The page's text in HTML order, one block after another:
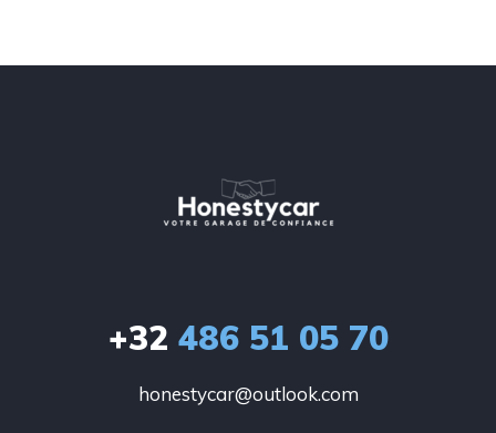
+32 486 51 05 70
honestycar@outlook.com